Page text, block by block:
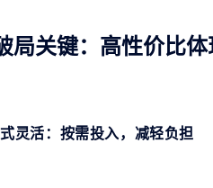
局关键：高性价比
灵活：按需投入，减轻负担